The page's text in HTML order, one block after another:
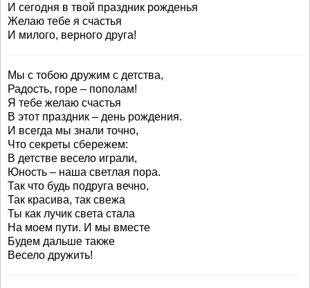
И сегодня в твой праздник рожденья
Желаю тебе я счастья
И милого, верного друга!
Мы с тобою дружим с детства,
Радость, горе – пополам!
Я тебе желаю счастья
В этот праздник – день рождения.
И всегда мы знали точно,
Что секреты сбережем:
В детстве весело играли,
Юность – наша светлая пора.
Так что будь подруга вечно,
Так красива, так свежа
Ты как лучик света стала
На моем пути. И мы вместе
Будем дальше также
Весело дружить!